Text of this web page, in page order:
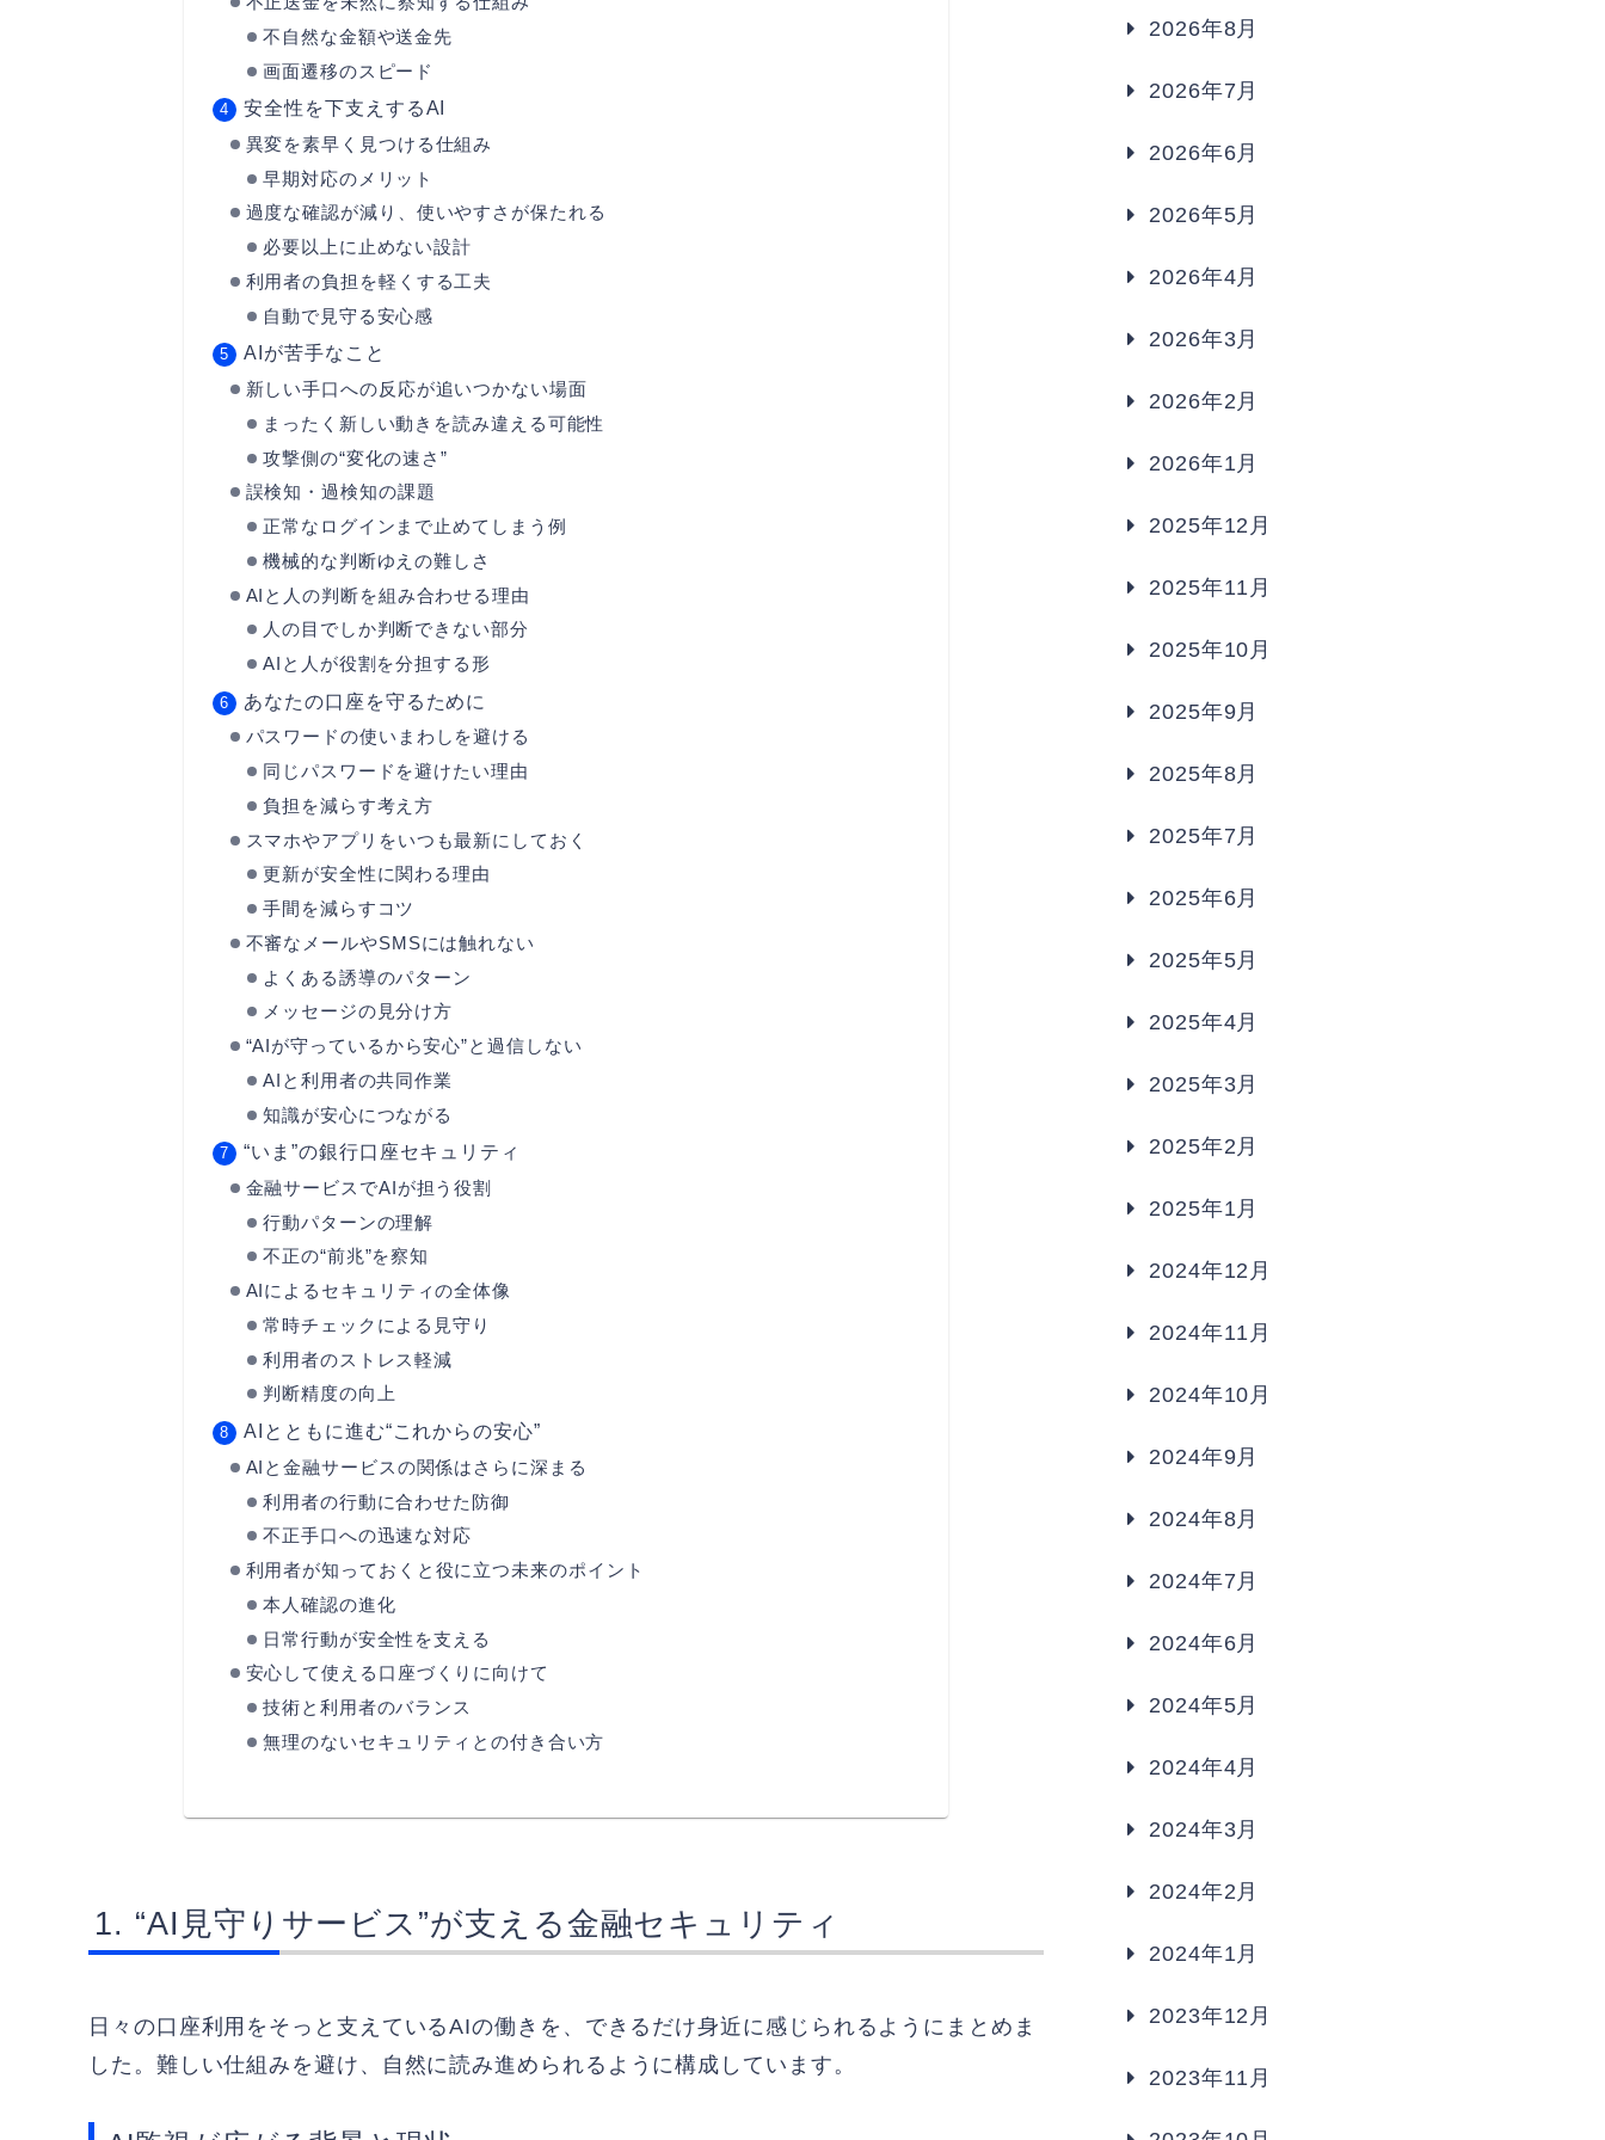
不自然な金額や送金先
画面遷移のスピード
安全性を下支えするAI
異変を素早く見つける仕組み
早期対応のメリット
過度な確認が減り、使いやすさが保たれる
必要以上に止めない設計
利用者の負担を軽くする工夫
自動で見守る安心感
AIが苦手なこと
新しい手口への反応が追いつかない場面
まったく新しい動きを読み違える可能性
攻撃側の“変化の速さ”
誤検知・過検知の課題
正常なログインまで止めてしまう例
機械的な判断ゆえの難しさ
AIと人の判断を組み合わせる理由
人の目でしか判断できない部分
AIと人が役割を分担する形
あなたの口座を守るために
パスワードの使いまわしを避ける
同じパスワードを避けたい理由
負担を減らす考え方
スマホやアプリをいつも最新にしておく
更新が安全性に関わる理由
手間を減らすコツ
不審なメールやSMSには触れない
よくある誘導のパターン
メッセージの見分け方
“AIが守っているから安心”と過信しない
AIと利用者の共同作業
知識が安心につながる
“いま”の銀行口座セキュリティ
金融サービスでAIが担う役割
行動パターンの理解
不正の“前兆”を察知
AIによるセキュリティの全体像
常時チェックによる見守り
利用者のストレス軽減
判断精度の向上
AIとともに進む“これからの安心”
AIと金融サービスの関係はさらに深まる
利用者の行動に合わせた防御
不正手口への迅速な対応
利用者が知っておくと役に立つ未来のポイント
本人確認の進化
日常行動が安全性を支える
安心して使える口座づくりに向けて
技術と利用者のバランス
無理のないセキュリティとの付き合い方
“AI見守りサービス”が支える金融セキュリティ
日々の口座利用をそっと支えているAIの働きを、できるだけ身近に感じられるようにまとめま
した。難しい仕組みを避け、自然に読み進められるように構成しています。
2026年8月
2026年7月
2026年6月
2026年5月
2026年4月
2026年3月
2026年2月
2026年1月
2025年12月
2025年11月
2025年10月
2025年9月
2025年8月
2025年7月
2025年6月
2025年5月
2025年4月
2025年3月
2025年2月
2025年1月
2024年12月
2024年11月
2024年10月
2024年9月
2024年8月
2024年7月
2024年6月
2024年5月
2024年4月
2024年3月
2024年2月
2024年1月
2023年12月
2023年11月